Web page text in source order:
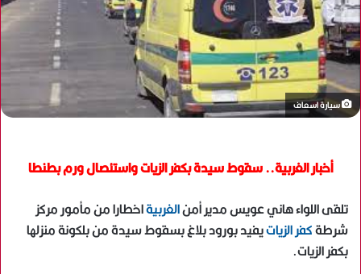
سيارة اسعاف
أخبار الغربية.. سقوط سيدة بكفر الزيات واستئصال ورم بطنطا
تلقى اللواء هاني عويس مدير أمنالغربيةاخطارا من مأمور مركز
شرطةكفر الزياتيفيد بورود بلاغ بسقوط سيدة من بلكونة منزلها
بكفر الزيات.